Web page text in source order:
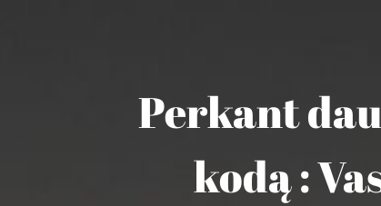
Perkant
kodą :